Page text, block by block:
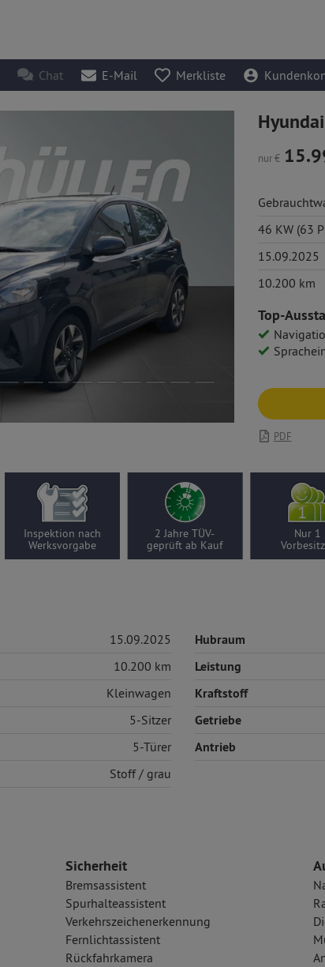
Chat E-Mail Merkliste
nur €
46 KW (63
15.09.2025
10.200 km
Top-
PDF
Inspektion nach
Werksvorgabe
2 Jahre TÜV-
geprüft ab Kauf
Nur 1
15.09.2025
10.200 km
Kleinwagen
5-Sitzer
5-Türer
Stoff/ grau
Hubraum
Leistung
Kraftstoff
Getriebe
Antrieb
Sicherheit
Bremsassistent
Spurhalteassistent
Verkehrszeichenerkennung
Fernlichtassistent
Rückfahrkamera